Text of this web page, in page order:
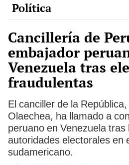
Política
Cancillería de
embajador
Venezuela tras
fraudulentas
El canciller de la
Olaechea, ha llamado a
peruano en Venezuela
autoridades electorales en
sudamericano.